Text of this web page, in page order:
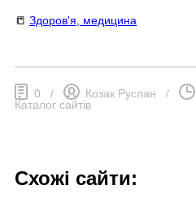
📒 Здоров'я, медицина
0 / Козак Руслан /
Каталог сайтів
Схожі сайти: